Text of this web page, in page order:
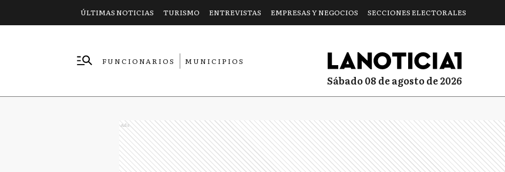
ÚLTIMAS NOTICIAS TURISMO ENTREVISTAS EMPRESAS Y NEGOCIOS SECCIONES ELECTORALES
FUNCIONARIOS
MUNICIPIOS
sábado 08 de agosto de 2026
Ads